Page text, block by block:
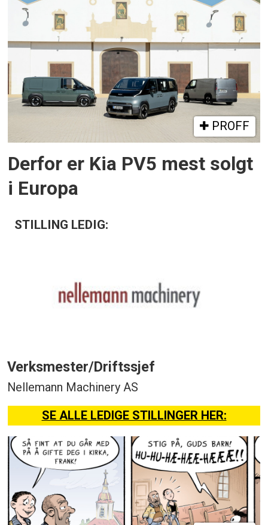
PROFF
Derfor er Kia PV5 mest solgt
i Europa
STILLING LEDIG:
Verksmester/Driftssjef
Nellemann Machinery AS
SE ALLE LEDIGE STILLINGER HER: